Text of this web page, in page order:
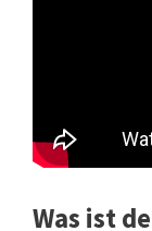
Was ist